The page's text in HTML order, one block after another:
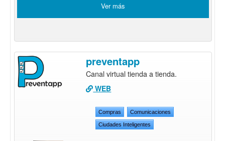
Ver más
preventapp
Canal virtual tienda a tienda.
WEB
Compras Comunicaciones
Ciudades Inteligentes